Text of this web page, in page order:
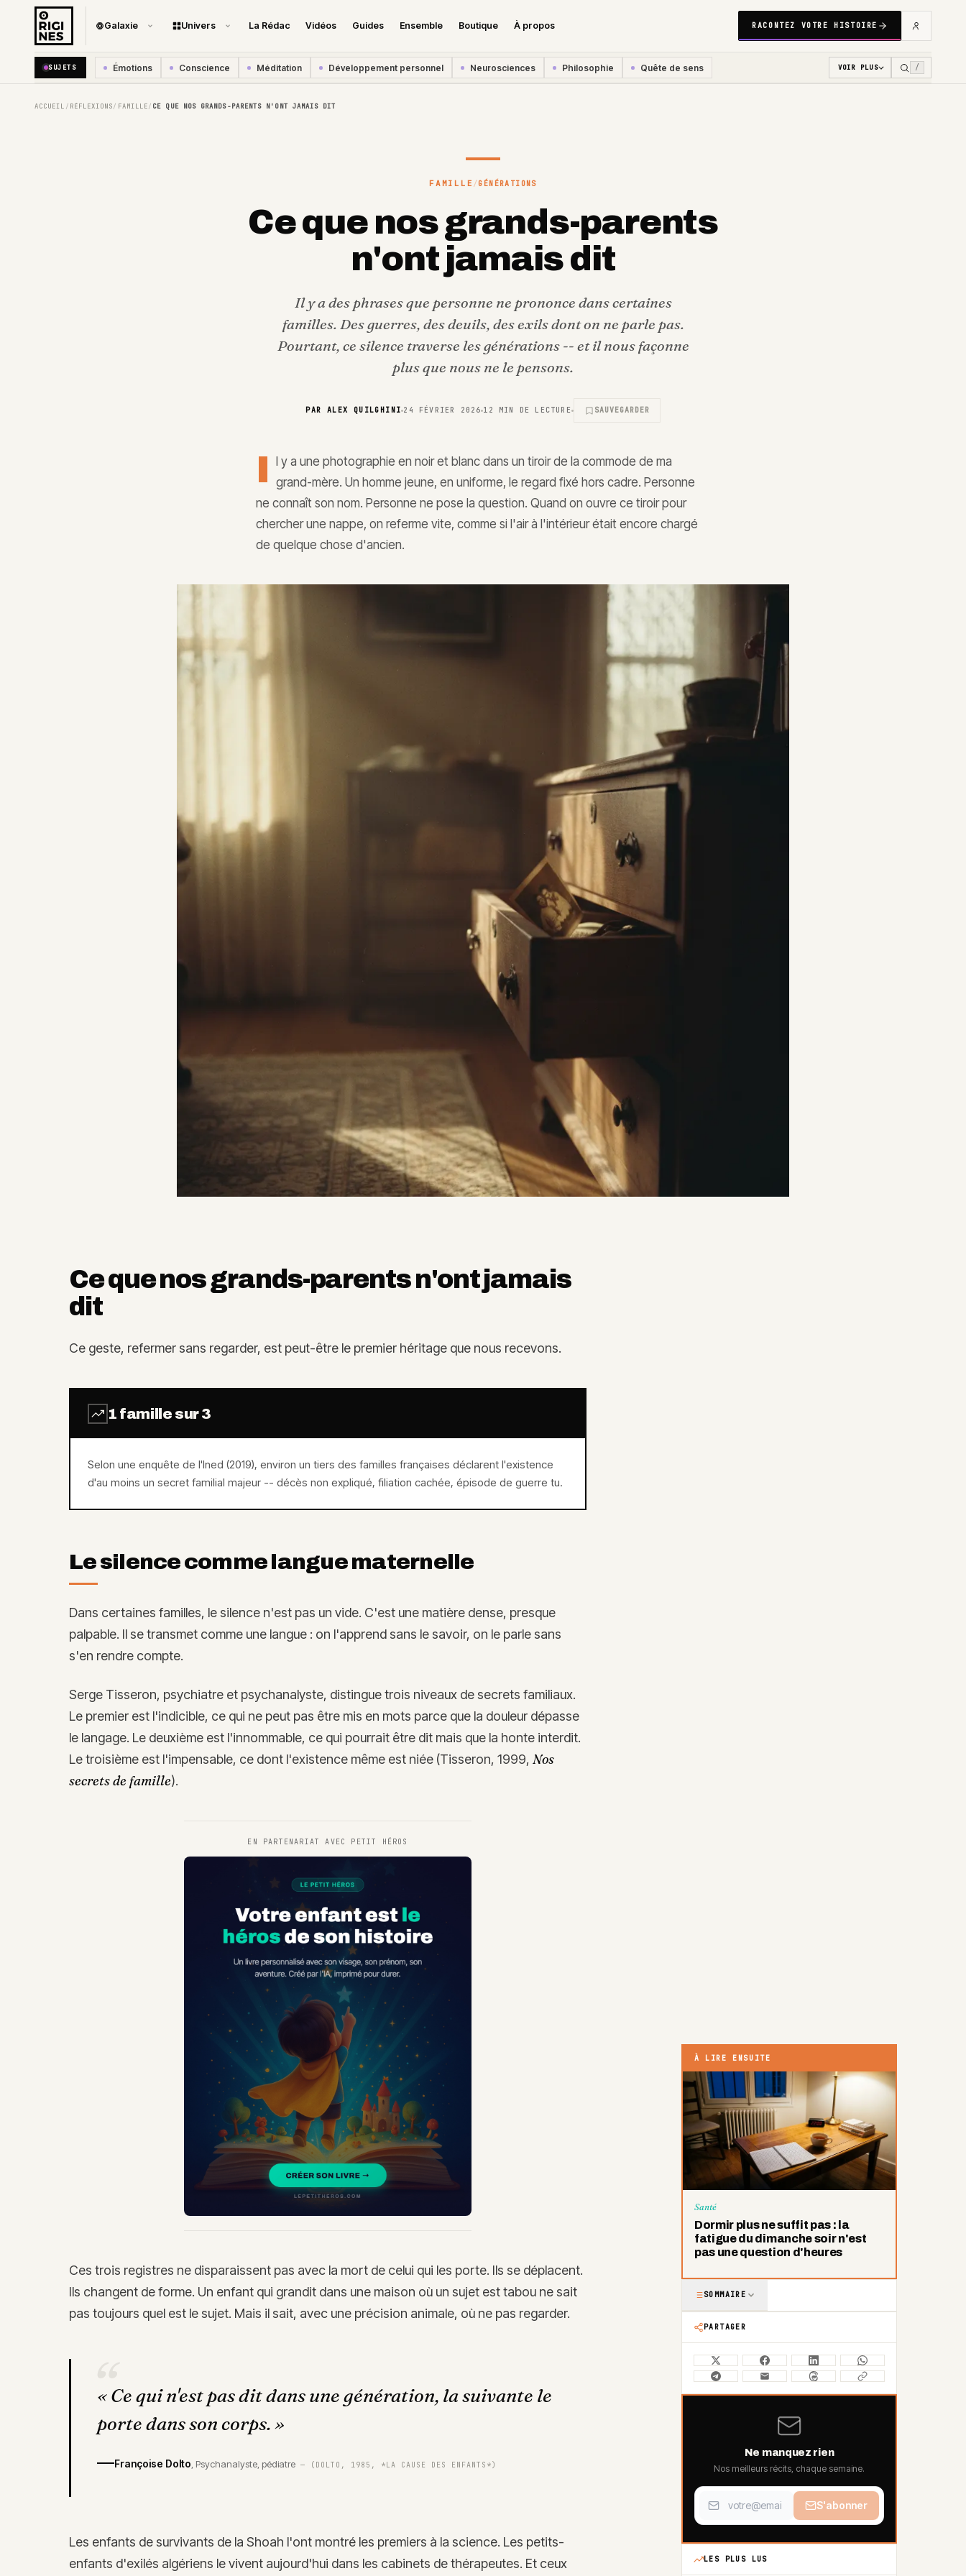
Galaxie Univers La Rédac Vidéos Guides Ensemble Boutique À propos RACONTEZ VOTRE HISTOIRE
SUJETS Émotions Conscience Méditation Développement personnel Neurosciences Philosophie Quête de sens VOIR PLUS /
ACCUEIL / RÉFLEXIONS / FAMILLE / CE QUE NOS GRANDS-PARENTS N'ONT JAMAIS DIT
FAMILLE /GÉNÉRATIONS
Ce que nos grands-parents
n'ont jamais dit
Il y a des phrases que personne ne prononce dans certaines
familles. Des guerres, des deuils, des exils dont on ne parle pas.
Pourtant, ce silence traverse les générations -- et il nous façonne
plus que nous ne le pensons.
PAR ALEX QUILGHINI 24 FÉVRIER 2026 12 MIN DE LECTURE SAUVEGARDER
I
l y a une photographie en noir et blanc dans un tiroir de la commode de ma
grand-mère. Un homme jeune, en uniforme, le regard fixé hors cadre. Personne
ne connaît son nom. Personne ne pose la question. Quand on ouvre ce tiroir pour
chercher une nappe, on referme vite, comme si l'air à l'intérieur était encore chargé
de quelque chose d'ancien.
Ce que nos grands-parents n'ont jamais
dit
Ce geste, refermer sans regarder, est peut-être le premier héritage que nous recevons.
1 famille sur 3
Selon une enquête de l'Ined (2019), environ un tiers des familles françaises déclarent l'existence
d'au moins un secret familial majeur -- décès non expliqué, filiation cachée, épisode de guerre tu.
Le silence comme langue maternelle
Dans certaines familles, le silence n'est pas un vide. C'est une matière dense, presque
palpable. Il se transmet comme une langue : on l'apprend sans le savoir, on le parle sans
s'en rendre compte.
Serge Tisseron, psychiatre et psychanalyste, distingue trois niveaux de secrets familiaux.
Le premier est l'indicible, ce qui ne peut pas être mis en mots parce que la douleur dépasse
le langage. Le deuxième est l'innommable, ce qui pourrait être dit mais que la honte interdit.
Le troisième est l'impensable, ce dont l'existence même est niée (Tisseron, 1999, Nos
secrets de famille).
EN PARTENARIAT AVEC PETIT HÉROS
Ces trois registres ne disparaissent pas avec la mort de celui qui les porte. Ils se déplacent.
Ils changent de forme. Un enfant qui grandit dans une maison où un sujet est tabou ne sait
pas toujours quel est le sujet. Mais il sait, avec une précision animale, où ne pas regarder.
“
«Ce qui n'est pas dit dans une génération, la suivante le
porte dans son corps.»
Françoise Dolto Psychanalyste, pédiatre — (DOLTO, 1985, *LA CAUSE DES ENFANTS*)
Les enfants de survivants de la Shoah l'ont montré les premiers à la science. Les petits-
enfants d'exilés algériens le vivent aujourd'hui dans les cabinets de thérapeutes. Et ceux
À LIRE ENSUITE
Santé
Dormir plus ne suffit pas : la
fatigue du dimanche soir n'est
pas une question d'heures
SOMMAIRE
PARTAGER
Ne manquez rien
Nos meilleurs récits, chaque semaine.
S'abonner
LES PLUS LUS